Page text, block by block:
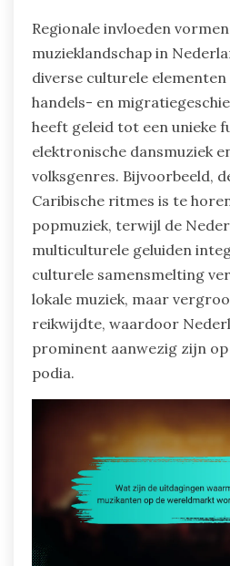
Regionale invloeden
muzieklandschap in
diverse culturele
handels- en
heeft geleid tot een unieke
elektronische dansmuziek
volksgenres. Bijvoorbeeld,
Caribische ritmes is te
popmuziek, terwijl de
multiculturele geluiden
culturele samensmelting
lokale muziek, maar
reikwijdte, waardoor
prominent aanwezig zijn
podia.